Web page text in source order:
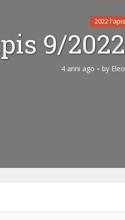
2022 l'apis
9/
4 anni ago by